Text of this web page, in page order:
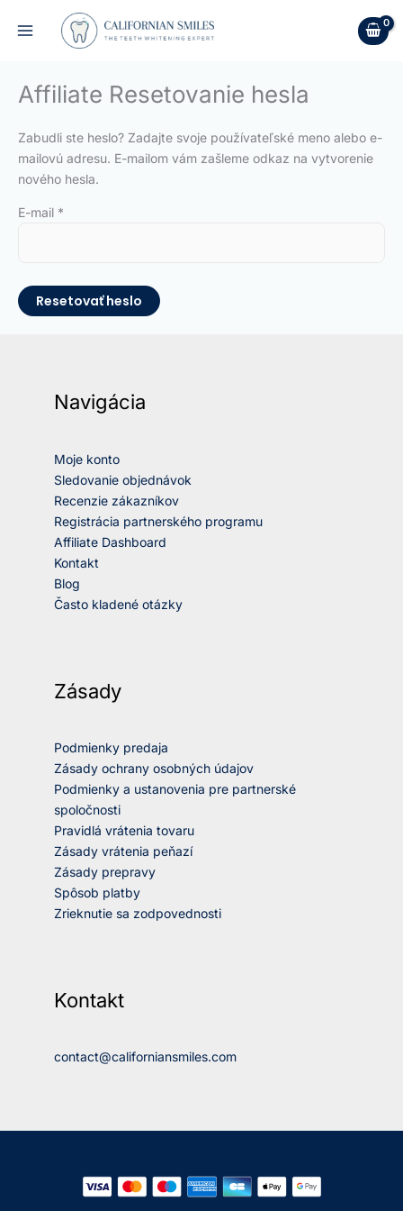
Affiliate Resetovanie hesla
Zabudli ste heslo? Zadajte svoje používateľské meno alebo e-
mailovú adresu. E-mailom vám zašleme odkaz na vytvorenie
nového hesla.
E-mail *
Resetovať heslo
Navigácia
Moje konto
Sledovanie objednávok
Recenzie zákazníkov
Registrácia partnerského programu
Affiliate Dashboard
Kontakt
Blog
Často kladené otázky
Zásady
Podmienky predaja
Zásady ochrany osobných údajov
Podmienky a ustanovenia pre partnerské
spoločnosti
Pravidlá vrátenia tovaru
Zásady vrátenia peňazí
Zásady prepravy
Spôsob platby
Zrieknutie sa zodpovednosti
Kontakt
contact@californiansmiles.com